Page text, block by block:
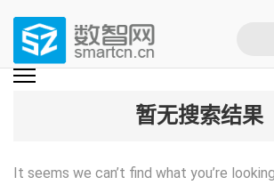
content
(Press
数智网
智能家居第一资讯门户 | 智能家居系统，智能家居
暂无搜索结果
It seems we can’t find what you’re